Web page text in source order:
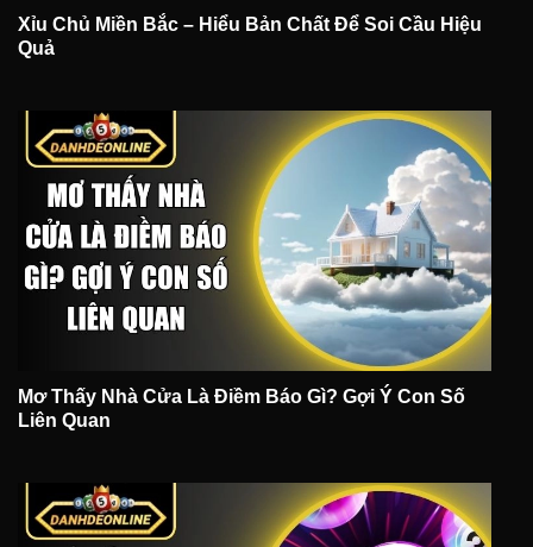
Xỉu Chủ Miền Bắc – Hiểu Bản Chất Để Soi Cầu Hiệu
Quả
Mơ Thấy Nhà Cửa Là Điềm Báo Gì? Gợi Ý Con Số
Liên Quan